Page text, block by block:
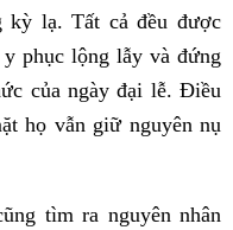
kỳ lạ. Tất cả đều được
phục lộng lẫy và đứng
của ngày đại lễ. Điều
họ vẫn giữ nguyên nụ
tìm ra nguyên nhân